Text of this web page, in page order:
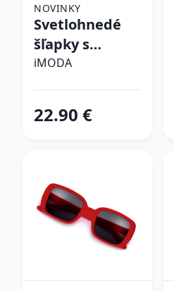
NOVINKY
Svetlohnedé
šľapky s
perličkami
iMODA
22.90 €